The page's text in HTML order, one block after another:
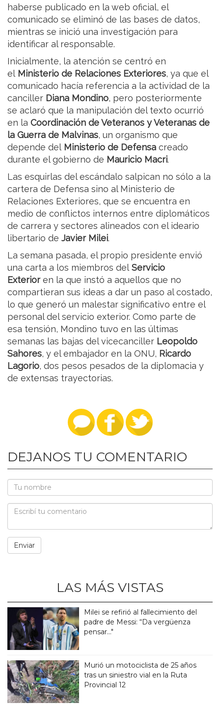
haberse publicado en la web oficial, el
comunicado se eliminó de las bases de datos,
mientras se inició una investigación para
identificar al responsable.
Inicialmente, la atención se centró en
el Ministerio de Relaciones Exteriores, ya que el
comunicado hacía referencia a la actividad de la
canciller Diana Mondino, pero posteriormente
se aclaró que la manipulación del texto ocurrió
en la Coordinación de Veteranos y Veteranas de
la Guerra de Malvinas, un organismo que
depende del Ministerio de Defensa creado
durante el gobierno de Mauricio Macri.
Las esquirlas del escándalo salpican no sólo a la
cartera de Defensa sino al Ministerio de
Relaciones Exteriores, que se encuentra en
medio de conflictos internos entre diplomáticos
de carrera y sectores alineados con el ideario
libertario de Javier Milei.
La semana pasada, el propio presidente envió
una carta a los miembros delServicio
Exterioren la que instó a aquellos que no
compartieran sus ideas a dar un paso al costado,
lo que generó un malestar significativo entre el
personal del servicio exterior. Como parte de
esa tensión, Mondino tuvo en las últimas
semanas las bajas del vicecanciller Leopoldo
Sahores, y el embajador en la ONU, Ricardo
Lagorio, dos pesos pesados de la diplomacia y
de extensas trayectorias.
DEJANOS TU COMENTARIO
LAS MÁS VISTAS
Milei se refirió al fallecimiento del
padre de Messi: “Da vergüenza
pensar..."
Murió un motociclista de 25 años
tras un siniestro vial en la Ruta
Provincial 12